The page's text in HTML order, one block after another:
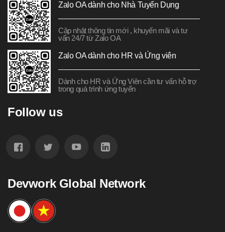
Zalo OA dành cho Nhà Tuyển Dụng
Cập nhật thông tin mới , khuyến mãi và tư
vấn 24/7 từ Zalo OA
Zalo OA dành cho HR và Ứng viên
Dành cho HR và Ứng Viên cần tư vấn hỗ trợ
trong quá trình ứng tuyển
Follow us
Devwork Global Network